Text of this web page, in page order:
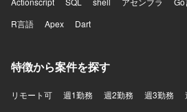
R言語
Apex Dart
特徴から案件を探す
リモート可 週1勤務 週2勤務 週3勤務